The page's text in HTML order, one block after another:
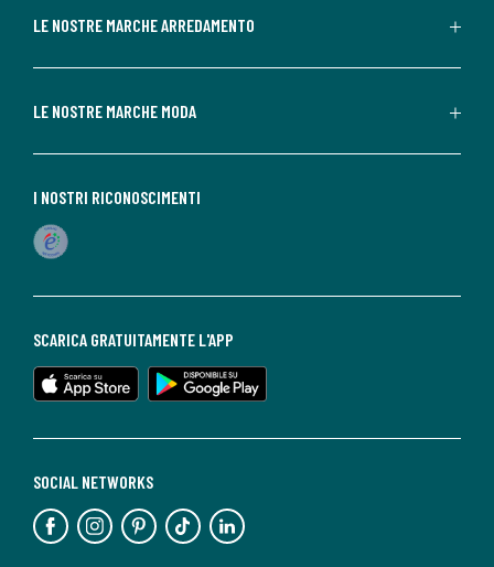
LE NOSTRE MARCHE ARREDAMENTO
LE NOSTRE MARCHE MODA
SOCIAL NETWORKS
SCARICA GRATUITAMENTE L'APP
I NOSTRI RICONOSCIMENTI